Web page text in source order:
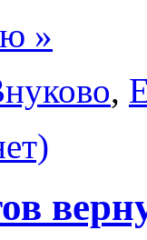
»
,